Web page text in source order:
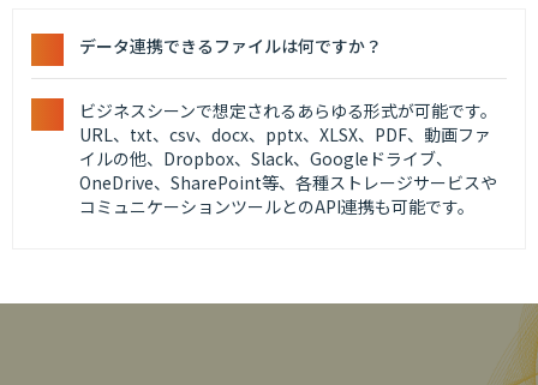
データ連携できるファイルは何ですか？
ビジネスシーンで想定されるあらゆる形式が可能です。
URL、txt、csv、docx、pptx、XLSX、PDF、動画ファ
イルの他、Dropbox、Slack、Googleドライブ、
OneDrive、SharePoint等、各種ストレージサービスや
コミュニケーションツールとのAPI連携も可能です。